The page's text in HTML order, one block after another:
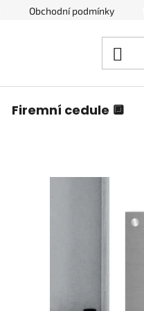
Obchodní podmínky
Firemní cedule 🔲